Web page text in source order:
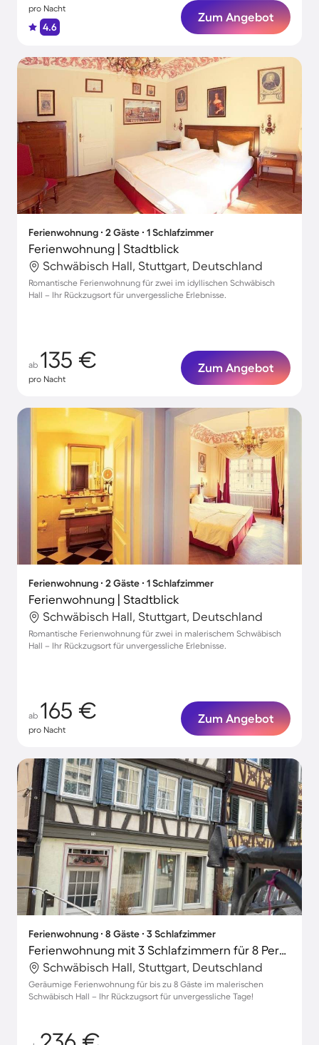
pro Nacht
4.6
Zum Angebot
Ferienwohnung ∙ 2 Gäste ∙ 1 Schlafzimmer
Ferienwohnung | Stadtblick
Schwäbisch Hall, Stuttgart, Deutschland
Romantische Ferienwohnung für zwei im idyllischen Schwäbisch
Hall – Ihr Rückzugsort für unvergessliche Erlebnisse.
ab 135 €
pro Nacht
Zum Angebot
Ferienwohnung ∙ 2 Gäste ∙ 1 Schlafzimmer
Ferienwohnung | Stadtblick
Schwäbisch Hall, Stuttgart, Deutschland
Romantische Ferienwohnung für zwei in malerischem Schwäbisch
Hall – Ihr Rückzugsort für unvergessliche Erlebnisse.
ab 165 €
pro Nacht
Zum Angebot
Ferienwohnung ∙ 8 Gäste ∙ 3 Schlafzimmer
Ferienwohnung mit 3 Schlafzimmern für 8 Personen
Schwäbisch Hall, Stuttgart, Deutschland
Geräumige Ferienwohnung für bis zu 8 Gäste im malerischen
Schwäbisch Hall – Ihr Rückzugsort für unvergessliche Tage!